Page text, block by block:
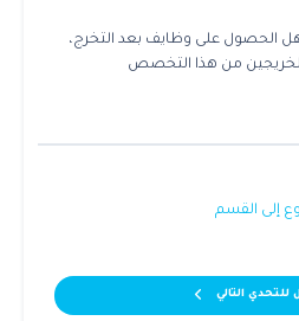
الحصول على وظايف بعد التخرج،
من هذا التخصص
إلى القسم
للتحدي التالي